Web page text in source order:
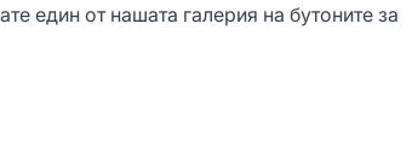
един от нашата галерия на бутоните за